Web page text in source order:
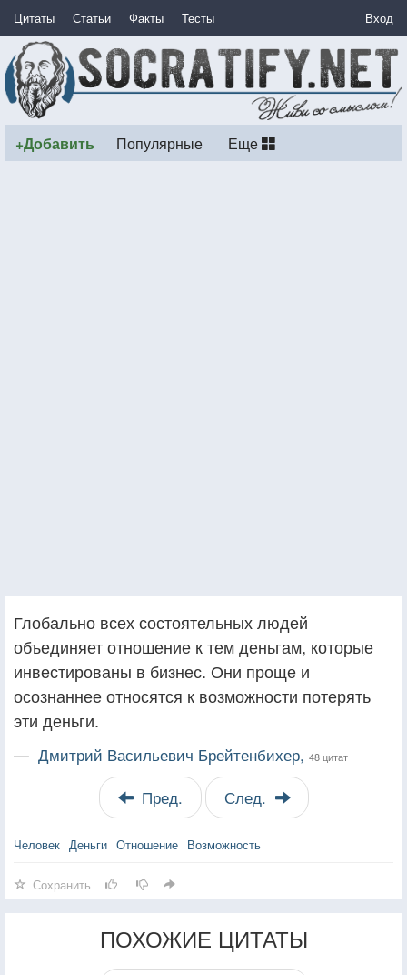
Цитаты Статьи Факты Тесты Вход
+Добавить Популярные Еще
Глобально всех состоятельных людей
объединяет отношение к тем деньгам, которые
инвестированы в бизнес. Они проще и
осознаннее относятся к возможности потерять
эти деньги.
— Дмитрий Васильевич Брейтенбихер, 48 цитат
Пред. След.
Человек Деньги Отношение Возможность
Сохранить
ПОХОЖИЕ ЦИТАТЫ